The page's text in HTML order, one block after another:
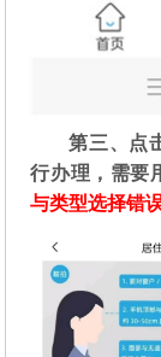
第三、点
行办理，需要
与类型选择错